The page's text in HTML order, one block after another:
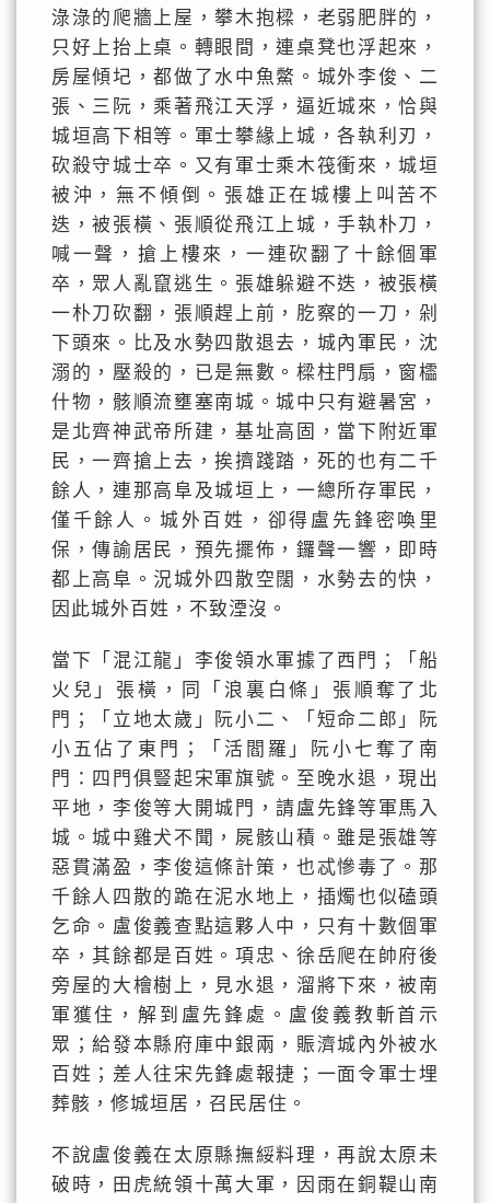
淥淥的爬牆上屋，攀木抱樑，老弱肥胖的，
只好上抬上桌。轉眼間，連桌凳也浮起來，
房屋傾圮，都做了水中魚鱉。城外李俊、二
張、三阮，乘著飛江天浮，逼近城來，恰與
城垣高下相等。軍士攀緣上城，各執利刃，
砍殺守城士卒。又有軍士乘木筏衝來，城垣
被沖，無不傾倒。張雄正在城樓上叫苦不
迭，被張橫、張順從飛江上城，手執朴刀，
喊一聲，搶上樓來，一連砍翻了十餘個軍
卒，眾人亂竄逃生。張雄躲避不迭，被張橫
一朴刀砍翻，張順趕上前，肐察的一刀，剁
下頭來。比及水勢四散退去，城內軍民，沈
溺的，壓殺的，已是無數。樑柱門扇，窗櫺
什物，骸順流壅塞南城。城中只有避暑宮，
是北齊神武帝所建，基址高固，當下附近軍
民，一齊搶上去，挨擠踐踏，死的也有二千
餘人，連那高阜及城垣上，一總所存軍民，
僅千餘人。城外百姓，卻得盧先鋒密喚里
保，傳諭居民，預先擺佈，鑼聲一響，即時
都上高阜。況城外四散空闊，水勢去的快，
因此城外百姓，不致湮沒。
當下「混江龍」李俊領水軍據了西門；「船
火兒」張橫，同「浪裏白條」張順奪了北
門；「立地太歲」阮小二、「短命二郎」阮
小五佔了東門；「活閻羅」阮小七奪了南
門：四門俱豎起宋軍旗號。至晚水退，現出
平地，李俊等大開城門，請盧先鋒等軍馬入
城。城中雞犬不聞，屍骸山積。雖是張雄等
惡貫滿盈，李俊這條計策，也忒慘毒了。那
千餘人四散的跪在泥水地上，插燭也似磕頭
乞命。盧俊義查點這夥人中，只有十數個軍
卒，其餘都是百姓。項忠、徐岳爬在帥府後
旁屋的大檜樹上，見水退，溜將下來，被南
軍獲住，解到盧先鋒處。盧俊義教斬首示
眾；給發本縣府庫中銀兩，賑濟城內外被水
百姓；差人往宋先鋒處報捷；一面令軍士埋
葬骸，修城垣居，召民居住。
不說盧俊義在太原縣撫綏料理，再說太原未
破時，田虎統領十萬大軍，因雨在銅鞮山南